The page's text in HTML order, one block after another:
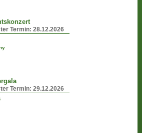
Termin:28.12.2026
Termin:29.12.2026